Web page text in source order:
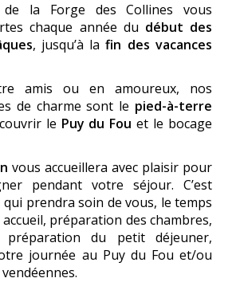
de la Forge des Collines vous
chaque année du début des
, jusqu’à lafin des vacances
amis ou en amoureux, nos
de charme sont le pied-à-terre
le Puy du Fou et le bocage
vous accueillera avec plaisir pour
pendant votre séjour. C’est
qui prendra soin de vous, le temps
préparation des chambres,
préparation du petit déjeuner,
journée au Puy du Fou et/ou